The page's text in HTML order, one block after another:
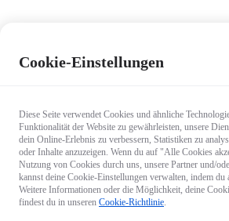
Cookie-Einstellungen
Diese Seite verwendet Cookies und ähnliche
Funktionalität der Website zu gewährleisten, unsere
dein Online-Erlebnis zu verbessern, Statistiken zu
oder Inhalte anzuzeigen. Wenn du auf "Alle Cookies
Nutzung von Cookies durch uns, unsere Partner und/
kannst deine Cookie-Einstellungen verwalten, indem
Weitere Informationen oder die Möglichkeit, deine
findest du in unseren Cookie-Richtlinie.